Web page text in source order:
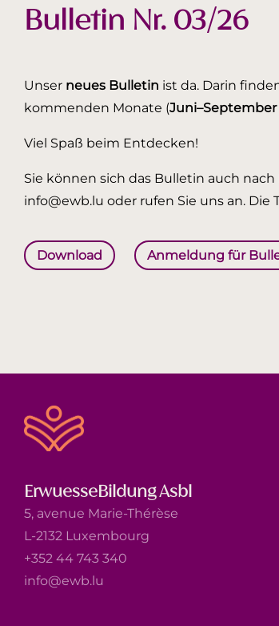
Bulletin Nr. 03/26
Unser neues Bulletin ist da. Darin
kommenden Monate (Juni–September
Viel Spaß beim Entdecken!
Sie können sich das Bulletin auch
info@ewb.lu oder rufen Sie uns an.
Download Anmeldung für
ErwuesseBildung Asbl
5, avenue Marie-Thérèse
L-2132 Luxembourg
+352 44 743 340
info@ewb.lu